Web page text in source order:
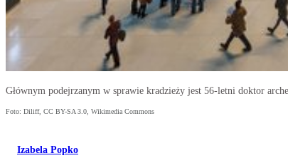
Głównym podejrzanym w sprawie kradzieży jest 56-letni doktor
Foto: Diliff, CC BY-SA 3.0, Wikimedia Commons
Izabela Popko